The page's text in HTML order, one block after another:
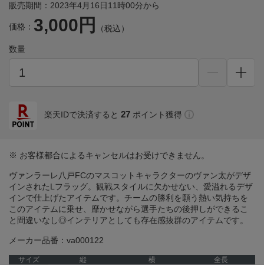
販売期間：2023年4月16日11時00分から
価格： 3,000円 （税込）
数量
楽天IDで決済すると 27 ポイント獲得
※ お客様都合によるキャンセルはお受けできません。
ヴァンラーレ八戸FCのマスコットキャラクターのヴァン太がデザ
インされたLフラッグ。観戦スタイルに欠かせない、愛溢れるデザ
インで仕上げたアイテムです。チームの勝利を願う熱い気持ちを
このアイテムに乗せ、靡かせながら選手たちの後押しができるこ
と間違いなし◎インテリアとしても存在感抜群のアイテムです。
メーカー品番：va000122
サイズ 縦 横 全長